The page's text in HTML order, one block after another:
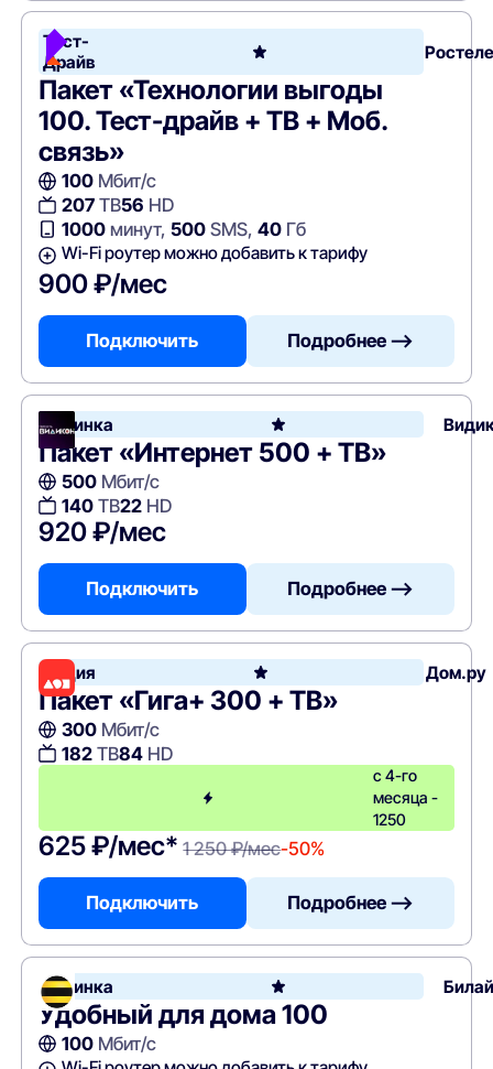
Тест-
Драйв
Пакет «Технологии выгоды
100. Тест-драйв + ТВ + Моб.
связь»
100Мбит/с
207ТВ56 HD
1000минут, 500SMS, 40Гб
Wi-Fi роутер можно добавить к тарифу
900 ₽/мес
Подключить Подробнее —>
Новинка
Пакет «Интернет 500 + ТВ»
500Мбит/с
140ТВ22HD
920 ₽/мес
Подключить Подробнее —>
Акция Дом.ру
Пакет «Гига+ 300 + ТВ»
300Мбит/с
182ТВ84HD
с 4-го
месяца -
1250
625 ₽/мес* 1 250 ₽/мес-50%
Подключить Подробнее —>
Новинка
Удобный для дома 100
100Мбит/с